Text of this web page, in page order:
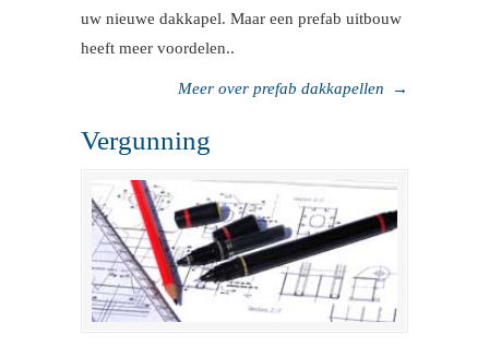
uw nieuwe dakkapel. Maar een prefab uitbouw
heeft meer voordelen..
Meer over prefab dakkapellen →
Vergunning